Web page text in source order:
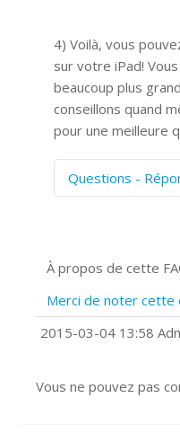
4) Voilà, vous
sur votre iPad!
beaucoup plus
conseillons quand
pour une meilleure
Questions -
Prise de vue
?
Comment
À propos de cette
Merci de noter cette
2015-03-04 13:58
Vous ne pouvez pas